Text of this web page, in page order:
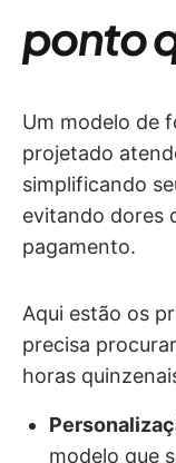
ponto
Um modelo de
projetado
simplificando
evitando dores
pagamento.
Aqui estão os
precisa
horas
modelo que